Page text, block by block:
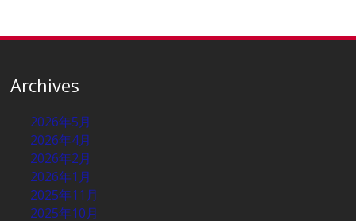
Archives
2026年5月
2026年4月
2026年2月
2026年1月
2025年11月
2025年10月